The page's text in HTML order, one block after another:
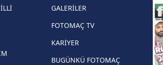
dış
3. Ön
belli oldu!
Hernan Crespo,
ekiplerinden Atlas'ın
GALERİLER
FOTOMAÇ TV
KARİYER
BUGÜNKÜ FOTOMAÇ